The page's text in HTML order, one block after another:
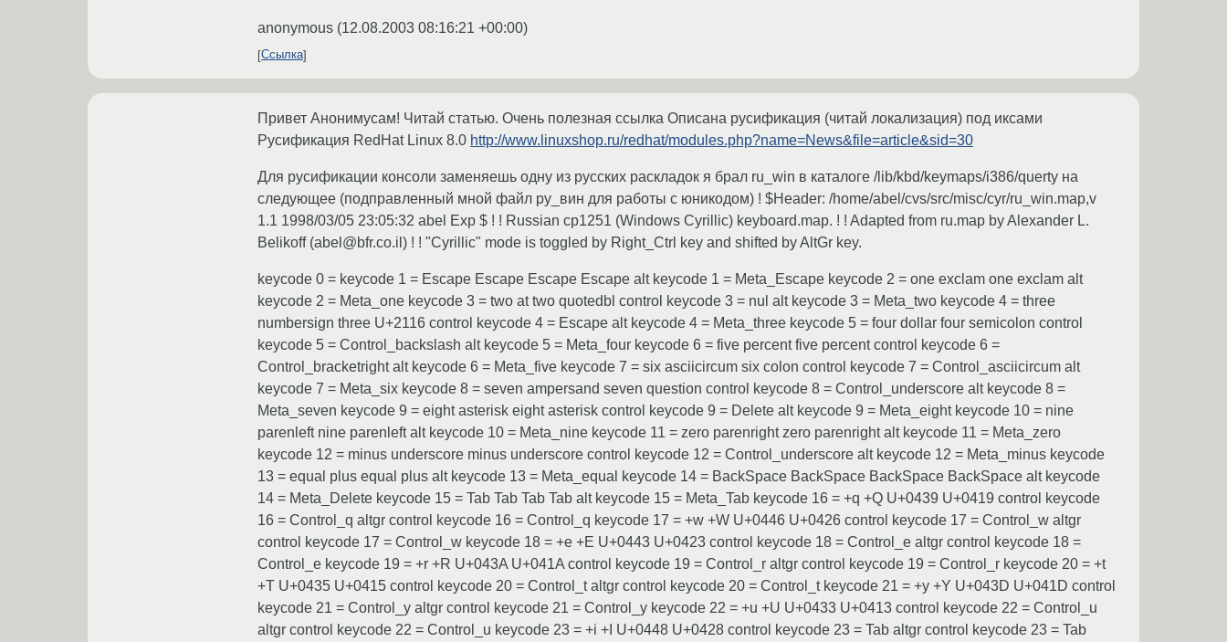
anonymous (12.08.2003 08:16:21 +00:00)
Ссылка
Привет Анонимусам! Читай статью. Очень полезная ссылка Описана русификация (читай локализация) под иксами
Русификация RedHat Linux 8.0 http://www.linuxshop.ru/redhat/modules.php?name=News&file=article&sid=30
Для русификации консоли заменяешь одну из русских раскладок я брал ru_win в каталоге /lib/kbd/keymaps/i386/querty на
следующее (подправленный мной файл ру_вин для работы с юникодом) ! $Header: /home/abel/cvs/src/misc/cyr/ru_win.map,v
1.1 1998/03/05 23:05:32 abel Exp $ ! ! Russian cp1251 (Windows Cyrillic) keyboard.map. ! ! Adapted from ru.map by Alexander L.
Belikoff (abel@bfr.co.il) ! ! "Cyrillic" mode is toggled by Right_Ctrl key and shifted by AltGr key.
keycode 0 = keycode 1 = Escape Escape Escape Escape alt keycode 1 = Meta_Escape keycode 2 = one exclam one exclam alt
keycode 2 = Meta_one keycode 3 = two at two quotedbl control keycode 3 = nul alt keycode 3 = Meta_two keycode 4 = three
numbersign three U+2116 control keycode 4 = Escape alt keycode 4 = Meta_three keycode 5 = four dollar four semicolon control
keycode 5 = Control_backslash alt keycode 5 = Meta_four keycode 6 = five percent five percent control keycode 6 =
Control_bracketright alt keycode 6 = Meta_five keycode 7 = six asciicircum six colon control keycode 7 = Control_asciicircum alt
keycode 7 = Meta_six keycode 8 = seven ampersand seven question control keycode 8 = Control_underscore alt keycode 8 =
Meta_seven keycode 9 = eight asterisk eight asterisk control keycode 9 = Delete alt keycode 9 = Meta_eight keycode 10 = nine
parenleft nine parenleft alt keycode 10 = Meta_nine keycode 11 = zero parenright zero parenright alt keycode 11 = Meta_zero
keycode 12 = minus underscore minus underscore control keycode 12 = Control_underscore alt keycode 12 = Meta_minus keycode
13 = equal plus equal plus alt keycode 13 = Meta_equal keycode 14 = BackSpace BackSpace BackSpace BackSpace alt keycode
14 = Meta_Delete keycode 15 = Tab Tab Tab Tab alt keycode 15 = Meta_Tab keycode 16 = +q +Q U+0439 U+0419 control keycode
16 = Control_q altgr control keycode 16 = Control_q keycode 17 = +w +W U+0446 U+0426 control keycode 17 = Control_w altgr
control keycode 17 = Control_w keycode 18 = +e +E U+0443 U+0423 control keycode 18 = Control_e altgr control keycode 18 =
Control_e keycode 19 = +r +R U+043A U+041A control keycode 19 = Control_r altgr control keycode 19 = Control_r keycode 20 = +t
+T U+0435 U+0415 control keycode 20 = Control_t altgr control keycode 20 = Control_t keycode 21 = +y +Y U+043D U+041D control
keycode 21 = Control_y altgr control keycode 21 = Control_y keycode 22 = +u +U U+0433 U+0413 control keycode 22 = Control_u
altgr control keycode 22 = Control_u keycode 23 = +i +I U+0448 U+0428 control keycode 23 = Tab altgr control keycode 23 = Tab